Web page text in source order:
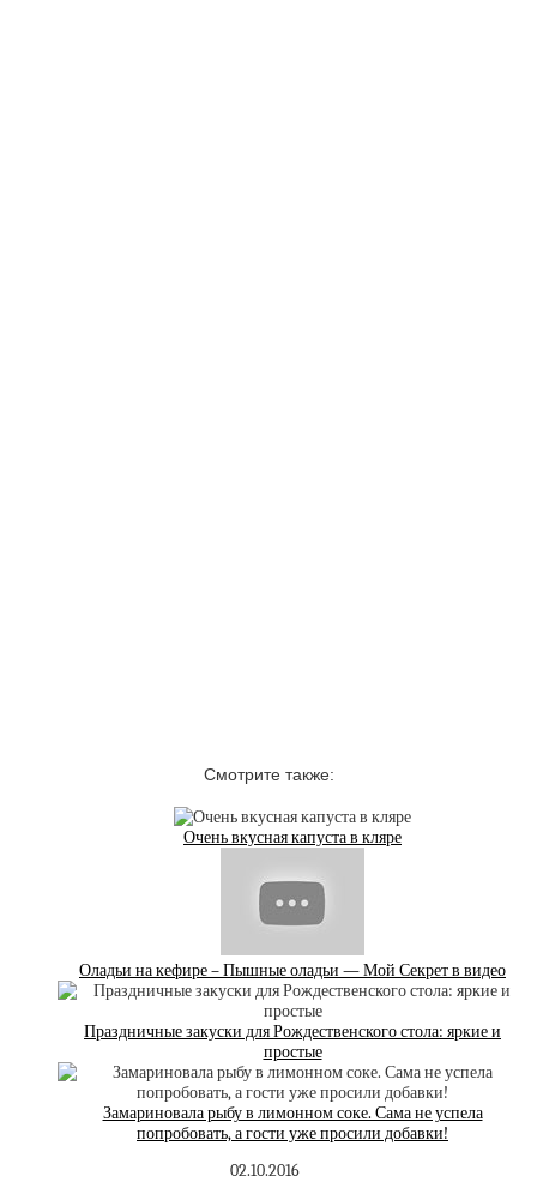
Смотрите также:
Очень вкусная капуста в кляре
Оладьи на кефире – Пышные оладьи — Мой Секрет в видео
Праздничные закуски для Рождественского стола: яркие и
простые
Замариновала рыбу в лимонном соке. Сама не успела
попробовать, а гости уже просили добавки!
02.10.2016